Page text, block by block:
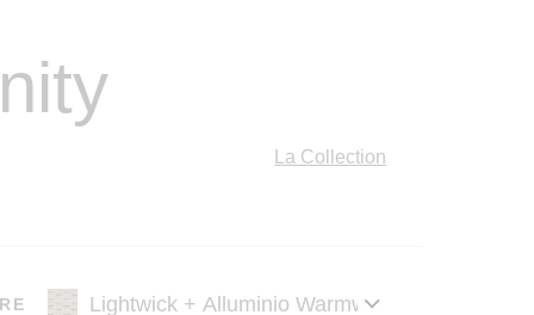
La Collection